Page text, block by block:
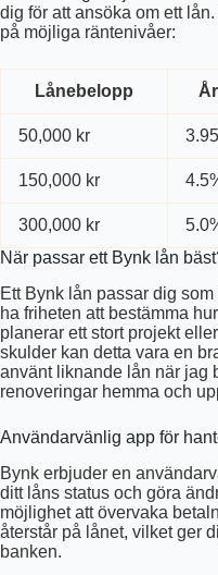
dig för att ansöka om ett
på möjliga räntenivåer:
Lånebelopp
50,000 kr
150,000 kr
300,000 kr
När passar ett Bynk lån
Ett Bynk lån passar dig
ha friheten att bestämma
planerar ett stort projekt
skulder kan detta vara en
använt liknande lån när jag
renoveringar hemma och
Användarvänlig app för
Bynk erbjuder en
ditt låns status och göra
möjlighet att övervaka
återstår på lånet, vilket ger
banken.